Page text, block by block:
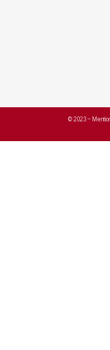
© 2023 –